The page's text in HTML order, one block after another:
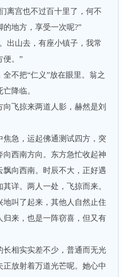
宫也不过百十里了，何不
地方，享受一次呢?”
山去，有座小镇子，我常
便。”
不把“仁义”放在眼里。翁之
降临。
飞掠来两道人影，赫然是刘
急，运起佛通测试四方，突
西南方向。东方急忙收起神
向西南。时辰不大，正好遇
其详。两人一处，飞掠而来。
叫了起来，其他人自然止住
归来，也是一阵窃喜，但又有
相实实差不少，普通而无光
放射着万道光芒呢。她心中